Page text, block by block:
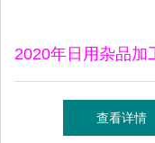
2020年日用杂品加
查询指南 天眼查
查看详情